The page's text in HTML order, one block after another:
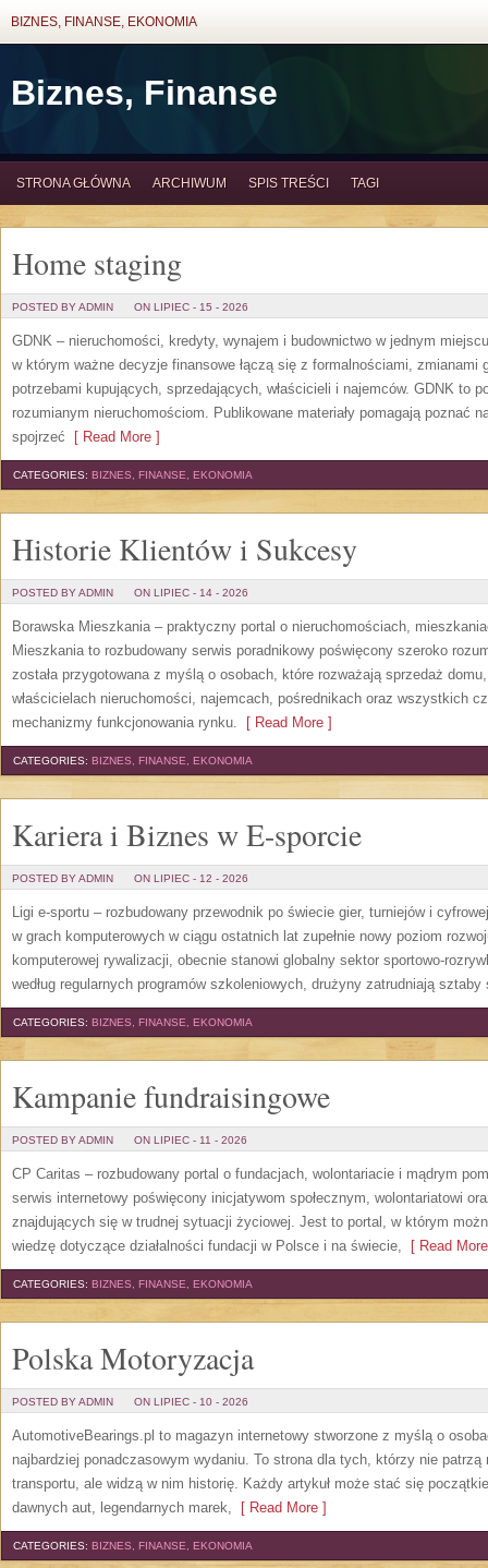
BIZNES, FINANSE, EKONOMIA
Biznes, Finanse
STRONA GŁÓWNA ARCHIWUM SPIS TREŚCI TAGI
Home staging
POSTED BY ADMIN ON LIPIEC - 15 - 2026
GDNK – nieruchomości, kredyty, wynajem i budownictwo w jednym
w którym ważne decyzje finansowe łączą się z formalnościami, zmianami
potrzebami kupujących, sprzedających, właścicieli i najemców. GDNK to
rozumianym nieruchomościom. Publikowane materiały pomagają poznać
spojrzeć [ Read More ]
CATEGORIES: BIZNES, FINANSE, EKONOMIA
Historie Klientów i Sukcesy
POSTED BY ADMIN ON LIPIEC - 14 - 2026
Borawska Mieszkania – praktyczny portal o nieruchomościach,
Mieszkania to rozbudowany serwis poradnikowy poświęcony szeroko
została przygotowana z myślą o osobach, które rozważają sprzedaż
właścicielach nieruchomości, najemcach, pośrednikach oraz wszystkich
mechanizmy funkcjonowania rynku. [ Read More ]
CATEGORIES: BIZNES, FINANSE, EKONOMIA
Kariera i Biznes w E-sporcie
POSTED BY ADMIN ON LIPIEC - 12 - 2026
Ligi e-sportu – rozbudowany przewodnik po świecie gier, turniejów i
w grach komputerowych w ciągu ostatnich lat zupełnie nowy poziom
komputerowej rywalizacji, obecnie stanowi globalny sektor sportowo-
według regularnych programów szkoleniowych, drużyny zatrudniają sztaby
CATEGORIES: BIZNES, FINANSE, EKONOMIA
Kampanie fundraisingowe
POSTED BY ADMIN ON LIPIEC - 11 - 2026
CP Caritas – rozbudowany portal o fundacjach, wolontariacie i mądrym
serwis internetowy poświęcony inicjatywom społecznym, wolontariatowi
znajdujących się w trudnej sytuacji życiowej. Jest to portal, w którym
wiedzę dotyczące działalności fundacji w Polsce i na świecie, [ Read
CATEGORIES: BIZNES, FINANSE, EKONOMIA
Polska Motoryzacja
POSTED BY ADMIN ON LIPIEC - 10 - 2026
AutomotiveBearings.pl to magazyn internetowy stworzone z myślą o
najbardziej ponadczasowym wydaniu. To strona dla tych, którzy nie patrzą
transportu, ale widzą w nim historię. Każdy artykuł może stać się
dawnych aut, legendarnych marek, [ Read More ]
CATEGORIES: BIZNES, FINANSE, EKONOMIA